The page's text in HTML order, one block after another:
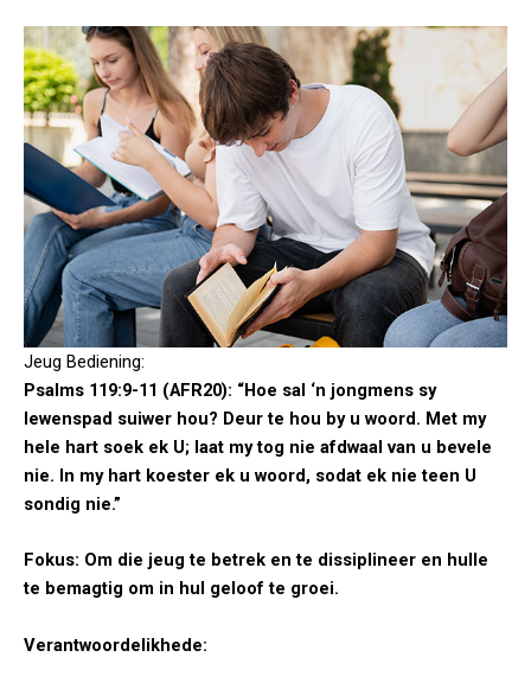
Jeug Bediening:
Psalms 119:9-11 (AFR20): “Hoe sal ‘n jongmens sy
lewenspad suiwer hou? Deur te hou by u woord. Met my
hele hart soek ek U; laat my tog nie afdwaal van u bevele
nie. In my hart koester ek u woord, sodat ek nie teen U
sondig nie.”
Fokus: Om die jeug te betrek en te dissiplineer en hulle
te bemagtig om in hul geloof te groei.
Verantwoordelikhede: